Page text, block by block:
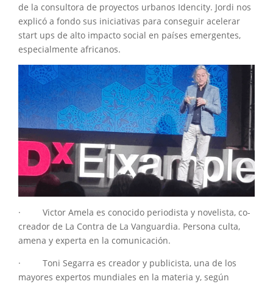
de la consultora de proyectos urbanos Idencity. Jordi nos
explicó a fondo sus iniciativas para conseguir acelerar
start ups de alto impacto social en países emergentes,
especialmente africanos.
· Victor Amela es conocido periodista y novelista, co-
creador de La Contra de La Vanguardia. Persona culta,
amena y experta en la comunicación.
· Toni Segarra es creador y publicista, una de los
mayores expertos mundiales en la materia y, según